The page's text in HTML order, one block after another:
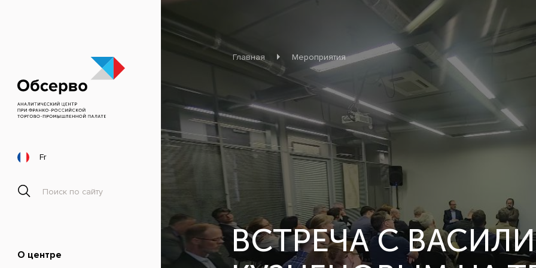
Fr
О центре
Главная Мероприятия
ВСТРЕЧА С